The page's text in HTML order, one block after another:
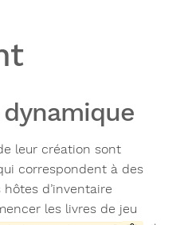
leur création sont
correspondent à des
hôtes d’inventaire
les livres de jeu